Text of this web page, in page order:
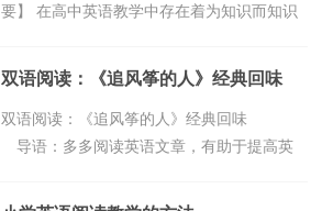
要】 在高中英语教学中存在着为知识而知识
运用,就不能形成高的英语素质。要改变这种
双语阅读：《追风筝的人》经典回味
双语阅读：《追风筝的人》经典回味
导语：多多阅读英语文章，有助于提高英
情景运用适当的词语，是阅读英语文章的主